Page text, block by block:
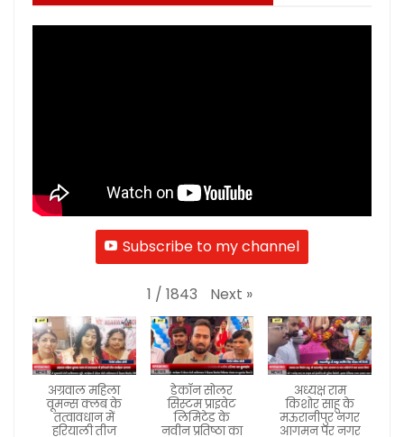
Subscribe to my channel
1 / 1843 Next »
अग्रवाल महिला
वूमन्स क्लब के
तत्वावधान में
हरियाली तीज
डेकॉन सोलर
सिस्टम प्राइवेट
लिमिटेड के
नवीन प्रतिष्ठा का
अध्यक्ष राम
किशोर साहू के
मऊरानीपुर नगर
आगमन पर नगर